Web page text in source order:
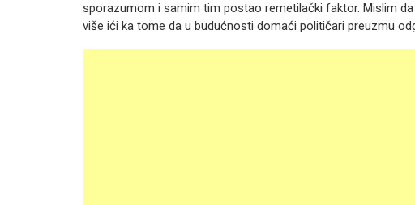
sporazumom i samim tim postao remetilački faktor. Mislim
više ići ka tome da u budućnosti domaći političari preuzmu